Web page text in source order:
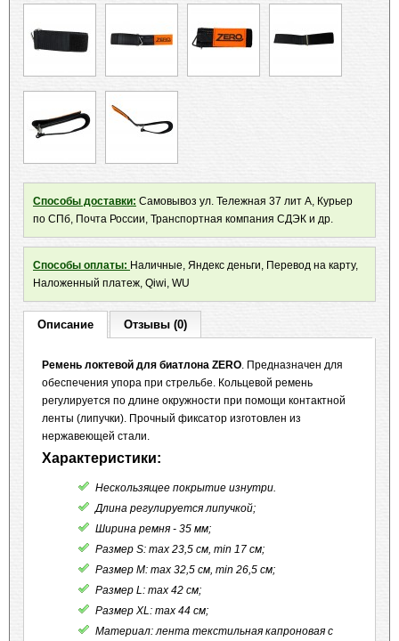
Способы доставки: Самовывоз ул. Тележная 37 лит А, Курьер
по СПб, Почта России, Транспортная компания СДЭК и др.
Способы оплаты: Наличные, Яндекс деньги, Перевод на карту,
Наложенный платеж, Qiwi, WU
Описание Отзывы (0)
Ремень локтевой для биатлона ZERO. Предназначен для
обеспечения упора при стрельбе. Кольцевой ремень
регулируется по длине окружности при помощи контактной
ленты (липучки). Прочный фиксатор изготовлен из
нержавеющей стали.
Характеристики:
Нескользящее покрытие изнутри.
Длина регулируется липучкой;
Ширина ремня - 35 мм;
Размер S: max 23,5 см, min 17 см;
Размер M: max 32,5 см, min 26,5 см;
Размер L: max 42 см;
Размер XL: max 44 см;
Материал: лента текстильная капроновая с